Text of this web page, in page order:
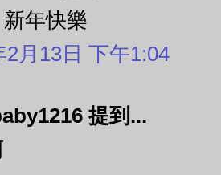
年快樂
2月13日 下午1:04
提到...